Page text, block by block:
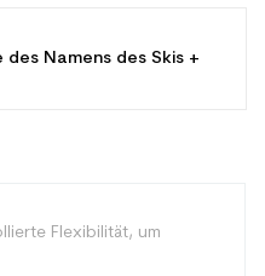
Namens des Skis +
Flexibilität, um